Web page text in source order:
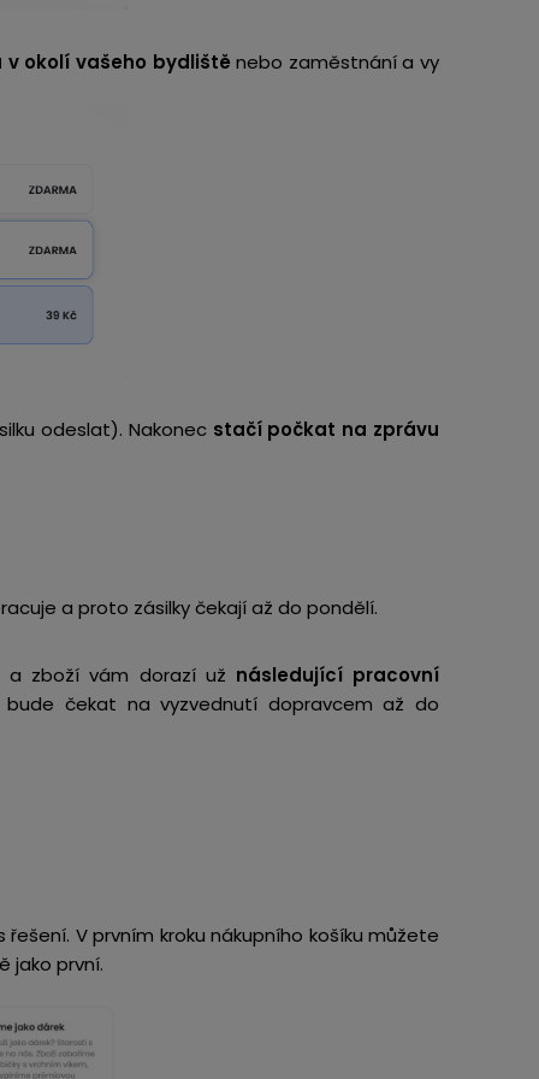
v okolí vašeho bydlištěnebo zaměstnání a vy
odeslat). Nakonec stačí počkat na zprávu
a proto zásilky čekají až do pondělí.
a zboží vám dorazí už následující pracovní
bude čekat na vyzvednutí dopravcem až do
V prvním kroku nákupního košíku můžete
jako první.